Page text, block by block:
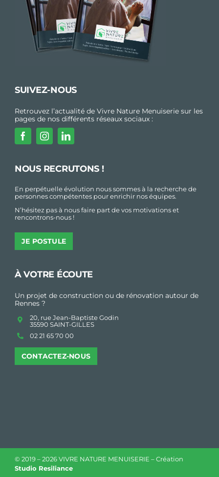
SUIVEZ-NOUS
Retrouvez l’actualité de Vivre Nature Menuiserie sur les
pages de nos différents réseaux sociaux :
NOUS RECRUTONS !
En perpétuelle évolution nous sommes à la recherche de
personnes compétentes pour enrichir nos équipes.
N’hésitez pas à nous faire part de vos motivations et
rencontrons-nous !
JE POSTULE
À VOTRE ÉCOUTE
Un projet de construction ou de rénovation autour de
Rennes ?
20, rue Jean-Baptiste Godin
35590 SAINT-GILLES
02 21 65 70 00
CONTACTEZ-NOUS
© 2019 –2026 VIVRE NATURE MENUISERIE – Création
Studio Resiliance